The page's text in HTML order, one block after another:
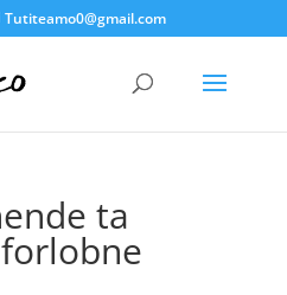
Tutiteamo0@gmail.com
ta